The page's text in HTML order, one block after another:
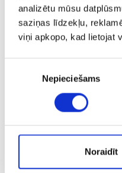
analizētu mūsu
saziņas līdzekļu,
viņi apkopo, kad lietojat
Nepieciešams
Noraidīt